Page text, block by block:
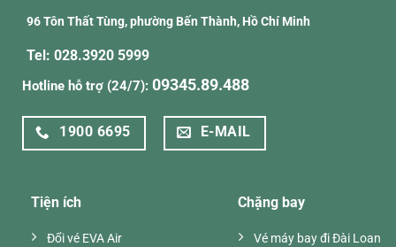
96 Tôn Thất Tùng, phường Bến Thành, Hồ Chí Minh
Tel: 028.3920 5999
Hotline hỗ trợ (24/7): 09345.89.488
1900 6695 E-MAIL
Tiện ích
Đổi vé EVA Air
Chặng bay
Vé máy bay đi Đài Loan